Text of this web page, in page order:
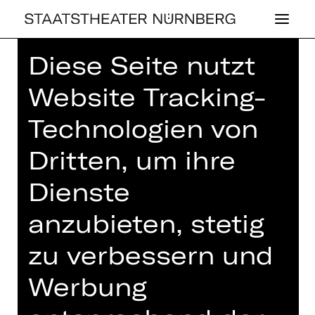
Home>Haus>Künstler*innen>
Ruben Müller
SCHAUSPIEL
RUBEN MÜLLER
Video
Ruben Müller wuchs in Kaiserslautern
auf. Vor und neben seinem Studium
Diese Seite nutzt
Website Tracking-
Technologien von
Dritten, um ihre
Dienste
anzubieten, stetig
zu verbessern und
Werbung